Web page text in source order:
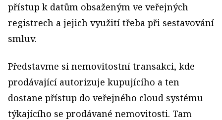
přístup k datům obsaženým ve veřejných
registrech a jejich využití třeba při sestavování
smluv.
Představme si nemovitostní transakci, kde
prodávající autorizuje kupujícího a ten
dostane přístup do veřejného cloud systému
týkajícího se prodávané nemovitosti. Tam